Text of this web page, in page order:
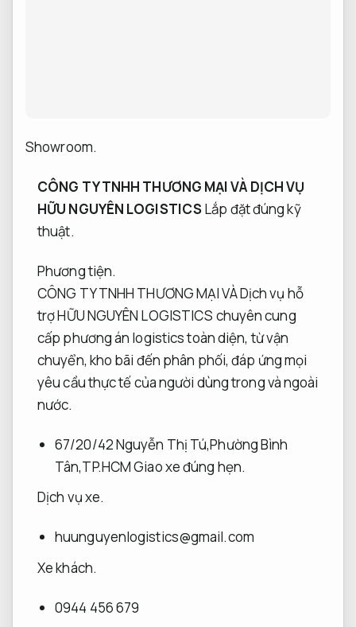
Showroom.
CÔNG TY TNHH THƯƠNG MẠI VÀ DỊCH VỤ
HỮU NGUYÊN LOGISTICSLắp đặt đúng kỹ
thuật.
Phương tiện.
CÔNG TY TNHH THƯƠNG MẠI VÀ Dịch vụ hỗ
trợ HỮU NGUYÊN LOGISTICS chuyên cung
cấp phương án logistics toàn diện, từ vận
chuyển, kho bãi đến phân phối, đáp ứng mọi
yêu cầu thực tế của người dùng trong và ngoài
nước.
67/20/42 Nguyễn Thị Tú,Phường Bình
Tân,TP.HCMGiao xe đúng hẹn.
Dịch vụ xe.
huunguyenlogistics@gmail.com
Xe khách.
0944 456 679